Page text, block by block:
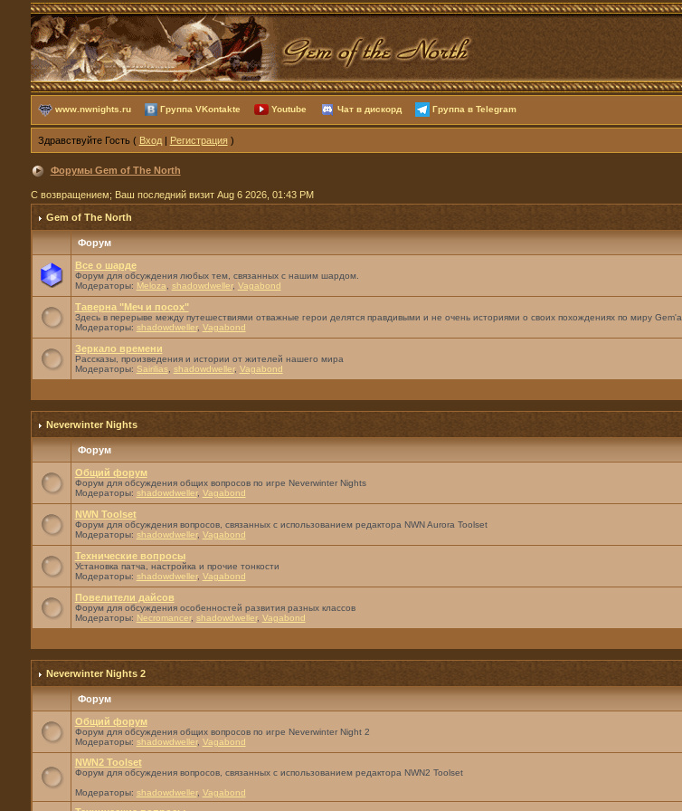
www.nwnights.ru Группа VKontakte Youtube Чат в дискорд Группа в Telegram
Здравствуйте Гость ( Вход| Регистрация)
Форумы Gem of The North
С возвращением; Ваш последний визит Aug 6 2026, 01:43 PM
Gem of The North
Форум
Все о шарде
Форум для обсуждения любых тем, связанных с нашим шардом.
Модераторы: Meloza shadowdweller, Vagabond
Таверна "Меч и посох"
Здесь в перерыве между путешествиями отважные герои делятся правдивыми и не очень историями о своих похождениях по миру Gem'а.
Модераторы: shadowdweller, Vagabond
Зеркало времени
Рассказы, произведения и истории от жителей нашего мира
Модераторы: Sairilias, shadowdweller, Vagabond
Neverwinter Nights
Форум
Общий форум
Форум для обсуждения общих вопросов по игре Neverwinter Nights
Модераторы: shadowdweller, Vagabond
NWN Toolset
Форум для обсуждения вопросов, связанных с использованием редактора NWN Aurora Toolset
Модераторы: shadowdweller, Vagabond
Технические вопросы
Установка патча, настройка и прочие тонкости
Модераторы: shadowdweller, Vagabond
Повелители дайсов
Форум для обсуждения особенностей развития разных классов
Модераторы: Necromancer, shadowdweller, Vagabond
Neverwinter Nights 2
Форум
Общий форум
Форум для обсуждения общих вопросов по игре Neverwinter Night 2
Модераторы: shadowdweller, Vagabond
NWN2 Toolset
Форум для обсуждения вопросов, связанных с использованием редактора NWN2 Toolset
Модераторы: shadowdweller, Vagabond